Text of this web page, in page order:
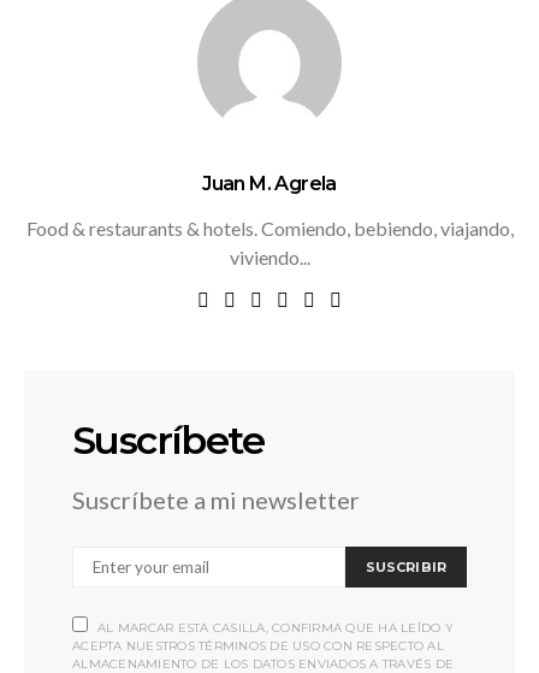
Juan M. Agrela
Food & restaurants & hotels. Comiendo, bebiendo, viajando,
viviendo...
Suscríbete
Suscríbete a mi newsletter
SUSCRIBIR
AL MARCAR ESTA CASILLA, CONFIRMA QUE HA LEÍDO Y
ACEPTA NUESTROS TÉRMINOS DE USO CON RESPECTO AL
ALMACENAMIENTO DE LOS DATOS ENVIADOS A TRAVÉS DE